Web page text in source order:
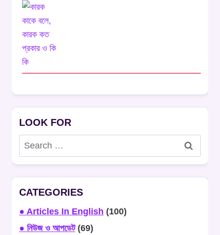
LOOK FOR
Search
for:
CATEGORIES
● Articles In English (100)
● নিউজ ও আপডেট(69)